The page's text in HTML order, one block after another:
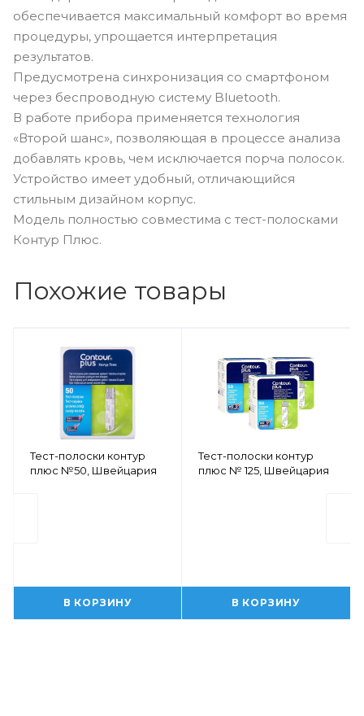
обеспечивается максимальный комфорт во время
процедуры, упрощается интерпретация
результатов.
Предусмотрена синхронизация со смартфоном
через беспроводную систему Bluetooth.
В работе прибора применяется технология
«Второй шанс», позволяющая в процессе анализа
добавлять кровь, чем исключается порча полосок.
Устройство имеет удобный, отличающийся
стильным дизайном корпус.
Модель полностью совместима с тест-полосками
Контур Плюс.
Похожие товары
Тест-полоски контур
плюс №50, Швейцария
В КОРЗИНУ
Тест-полоски контур
плюс № 125, Швейцария
В КОРЗИНУ